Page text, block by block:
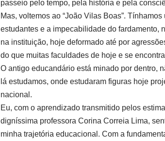
passeio pelo tempo, pela história e pela
Mas, voltemos ao “João Vilas Boas”.
estudantes e a impecabilidade do fardamento,
na instituição, hoje deformado até por
do que muitas faculdades de hoje e se
O antigo educandário está minado por dentro,
lá estudamos, onde estudaram figuras hoje
nacional.
Eu, com o aprendizado transmitido pelos
digníssima professora Corina Correia Lima,
minha trajetória educacional. Com a